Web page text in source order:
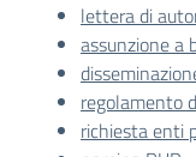
lettera di
assunzione a
regolamento
richiesta enti